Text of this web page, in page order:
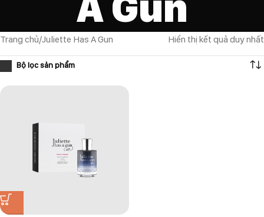
Trang chủ Juliette Has A Gun Hiển thị kết quả duy nhất